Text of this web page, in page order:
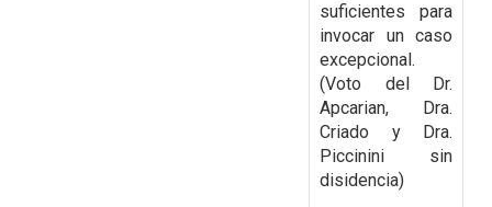
suficientes para
invocar un caso
excepcional.
(Voto del Dr.
Apcarian, Dra.
Criado y Dra.
Piccinini sin
disidencia)